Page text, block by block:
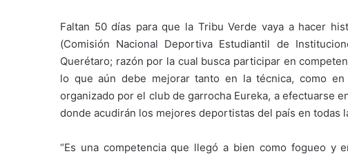
Faltan 50 días para que la Tribu Verde vaya a hacer
(Comisión Nacional Deportiva Estudiantil de
Querétaro; razón por la cual busca participar en
lo que aún debe mejorar tanto en la técnica, como
organizado por el club de garrocha Eureka, a efectuarse
donde acudirán los mejores deportistas del país en todas
“Es una competencia que llegó a bien como fogueo y